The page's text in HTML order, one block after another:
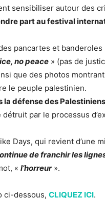
sensibiliser autour des
part au festival
pancartes et
no peace » (pas de
que des photos
le peuple palestinien.
la défense des Palestiniens
par le processus
Days, qui revient d’une
de franchir les
« l’horreur ».
ci-dessous, CLIQUEZ ICI.